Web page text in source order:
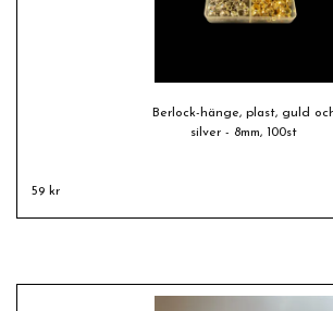
Berlock-hänge, plast, guld
silver - 8mm, 100st
59 kr